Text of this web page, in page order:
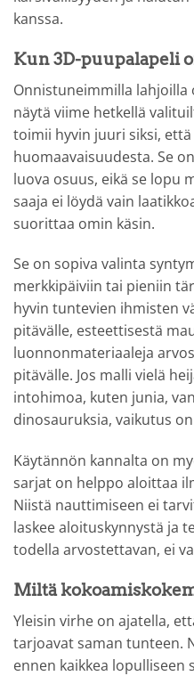
kanssa.
Kun 3D-puupalapeli
Onnistuneimmilla
näytä viime hetkellä
toimii hyvin juuri siksi, että
huomaavaisuudesta. Se
luova osuus, eikä se lopu
saaja ei löydä vain
suorittaa omin käsin.
Se on sopiva valinta
merkkipäiviin tai pieniin
hyvin tuntevien ihmisten
pitävälle, esteettisestä
luonnonmateriaaleja
pitävälle. Jos malli vielä
intohimoa, kuten junia,
dinosauruksia, vaikutus
Käytännön kannalta on
sarjat on helppo aloittaa
Niistä nauttimiseen ei
laskee aloituskynnystä ja
todella arvostettavan, ei
Miltä
Yleisin virhe on ajatella,
tarjoavat saman tunteen.
ennen kaikkea